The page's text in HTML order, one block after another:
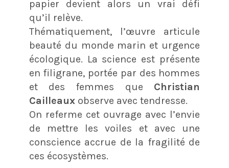
papier devient alors un vrai défi
qu’il relève.
Thématiquement, l’œuvre articule
beauté du monde marin et urgence
écologique. La science est présente
en filigrane, portée par des hommes
et des femmes que Christian
Cailleauxobserve avec tendresse.
On referme cet ouvrage avec l’envie
de mettre les voiles et avec une
conscience accrue de la fragilité de
ces écosystèmes.